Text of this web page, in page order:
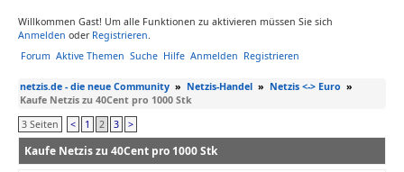
Willkommen Gast! Um alle Funktionen zu aktivieren müssen Sie sich
Anmelden oder Registrieren.
Forum Aktive Themen Suche Hilfe Anmelden Registrieren
netzis.de - die neue Community » Netzis-Handel » Netzis <-> Euro »
Kaufe Netzis zu 40Cent pro 1000 Stk
3 Seiten
< 1 2 3 >
Kaufe Netzis zu 40Cent pro 1000 Stk